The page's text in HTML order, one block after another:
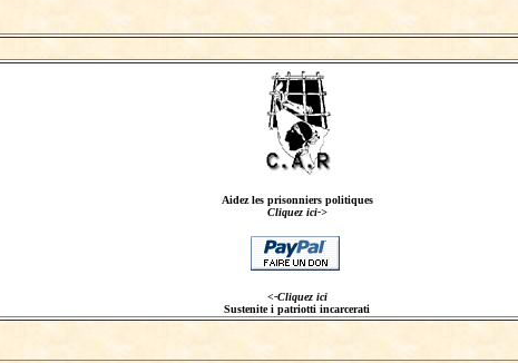
Aidez les prisonniers politiques
Cliquez ici->
<-Cliquez ici
Sustenite i patriotti incarcerati